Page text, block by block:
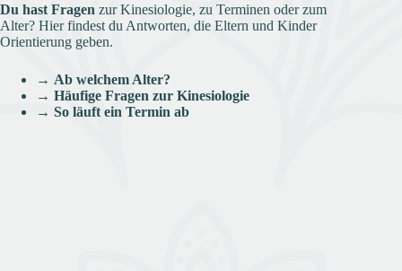
Du hast Fragen zur Kinesiologie, zu Terminen oder zum
Alter? Hier findest du Antworten, die Eltern und Kinder
Orientierung geben.
→ Ab welchem Alter?
→ Häufige Fragen zur Kinesiologie
→ So läuft ein Termin ab